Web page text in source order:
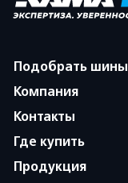
Подобрать шины
Компания
Контакты
Где купить
Продукция